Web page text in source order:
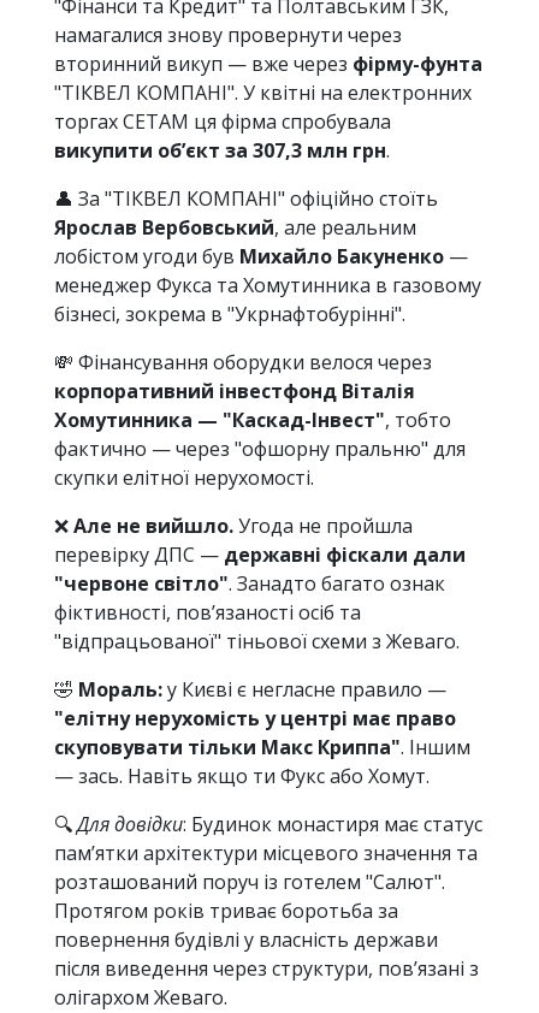
"Фінанси та Кредит" та Полтавським ГЗК,
намагалися знову провернути через
вторинний викуп — вже через фірму-фунта
"ТІКВЕЛ КОМПАНІ". У квітні на електронних
торгах СЕТАМ ця фірма спробувала
викупити обʼєкт за 307,3 млн грн.
👤 За "ТІКВЕЛ КОМПАНІ" офіційно стоїть
Ярослав Вербовський, але реальним
лобістом угоди був Михайло Бакуненко —
менеджер Фукса та Хомутинника в газовому
бізнесі, зокрема в "Укрнафтобурінні".
💸 Фінансування оборудки велося через
корпоративний інвестфонд Віталія
Хомутинника — "Каскад-Інвест", тобто
фактично — через "офшорну пральню" для
скупки елітної нерухомості.
❌Але не вийшло.Угода не пройшла
перевірку ДПС — державні фіскали дали
"червоне світло". Занадто багато ознак
фіктивності, пов’язаності осіб та
"відпрацьованої" тіньової схеми з Жеваго.
🤣 Мораль:у Києві є негласне правило —
"елітну нерухомість у центрі має право
скуповувати тільки Макс Криппа". Іншим
— зась. Навіть якщо ти Фукс або Хомут.
🔍Для довідки: Будинок монастиря має статус
памʼятки архітектури місцевого значення та
розташований поруч із готелем "Салют".
Протягом років триває боротьба за
повернення будівлі у власність держави
після виведення через структури, пов’язані з
олігархом Жеваго.